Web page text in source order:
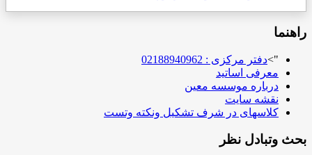
راهنما
">دفتر مرکزی : 02188940962
معرفی اساتید
درباره موسسه معین
نقشه سایت
کلاسهای در شرف تشکیل ونکته وتست
بحث وتبادل نظر